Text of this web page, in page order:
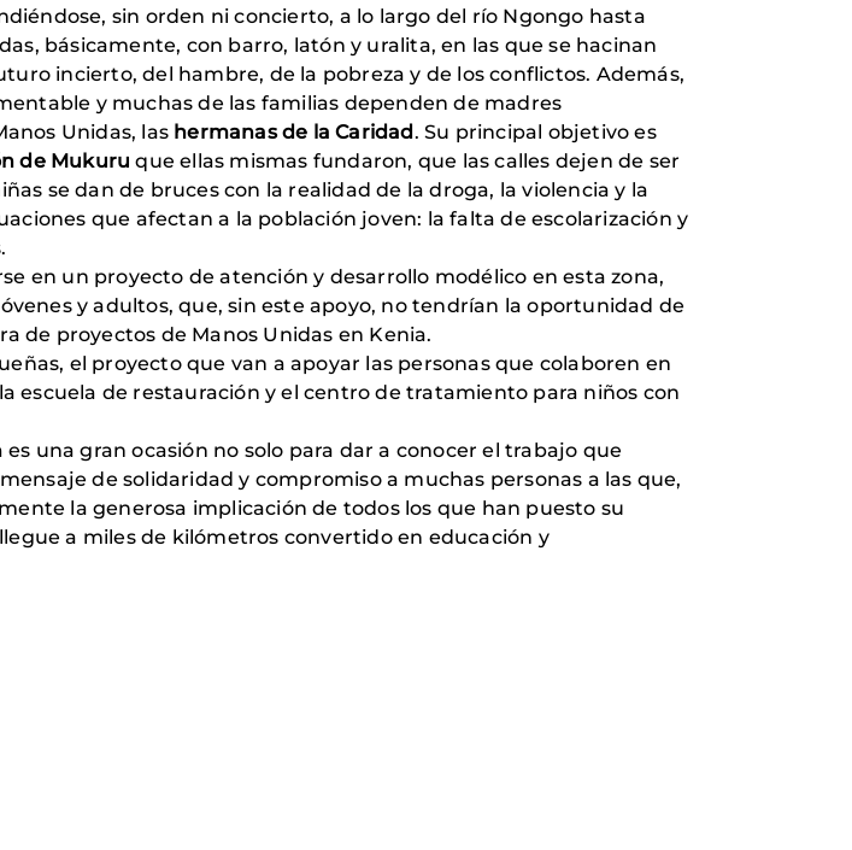
sin orden ni concierto, a lo largo del río Ngongo hasta
básicamente, con barro, latón y uralita, en las que se hacinan
incierto, del hambre, de la pobreza y de los conflictos. Además,
y muchas de las familias dependen de madres
Unidas, las hermanas de la Caridad. Su principal objetivo es
de Mukuru que ellas mismas fundaron, que las calles dejen de ser
se dan de bruces con la realidad de la droga, la violencia y la
que afectan a la población joven: la falta de escolarización y
en un proyecto de atención y desarrollo modélico en esta zona,
y adultos, que, sin este apoyo, no tendrían la oportunidad de
de proyectos de Manos Unidas en Kenia.
el proyecto que van a apoyar las personas que colaboren en
escuela de restauración y el centro de tratamiento para niños con
una gran ocasión no solo para dar a conocer el trabajo que
de solidaridad y compromiso a muchas personas a las que,
la generosa implicación de todos los que han puesto su
a miles de kilómetros convertido en educación y